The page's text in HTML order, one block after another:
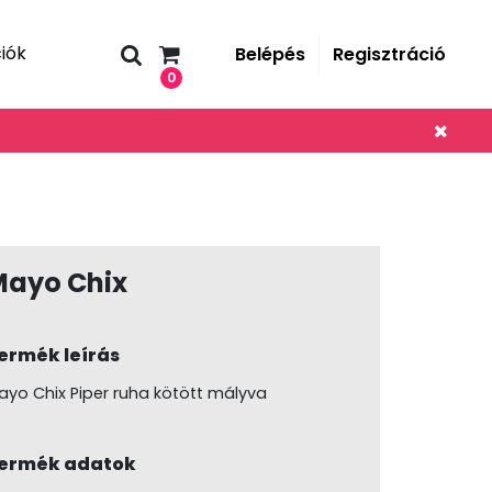
0
Belépés Regisztráció
Chix
leírás
Chix Piper ruha kötött mályva
adatok